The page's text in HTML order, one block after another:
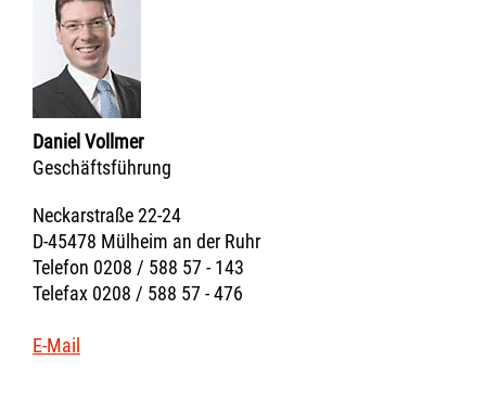
Daniel Vollmer
Geschäftsführung
Neckarstraße 22-24
D-45478 Mülheim an der Ruhr
Telefon 0208 / 588 57 - 143
Telefax 0208 / 588 57 - 476
E-Mail